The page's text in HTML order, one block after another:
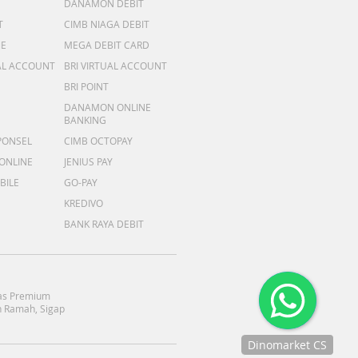
DANAMON DEBIT
CIMB NIAGA DEBIT
MEGA DEBIT CARD
ACCOUNT
BRI VIRTUAL ACCOUNT
BRI POINT
DANAMON ONLINE
BANKING
CIMB OCTOPAY
JENIUS PAY
GO-PAY
KREDIVO
BANK RAYA DEBIT
Premium
Sigap
Dinomarket CS